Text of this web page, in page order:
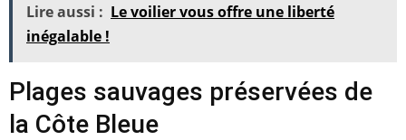
Lire aussi : Le voilier vous offre une liberté
inégalable !
Plages sauvages préservées de
la Côte Bleue